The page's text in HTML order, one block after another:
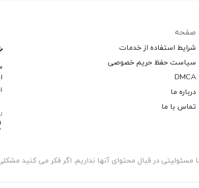
صفحه
شرایط استفاده از خدمات
سیاست حفظ حریم خصوصی
DMCA
درباره ما
تماس با ما
در قبال محتوای آنها نداریم. اگر فکر می کنید